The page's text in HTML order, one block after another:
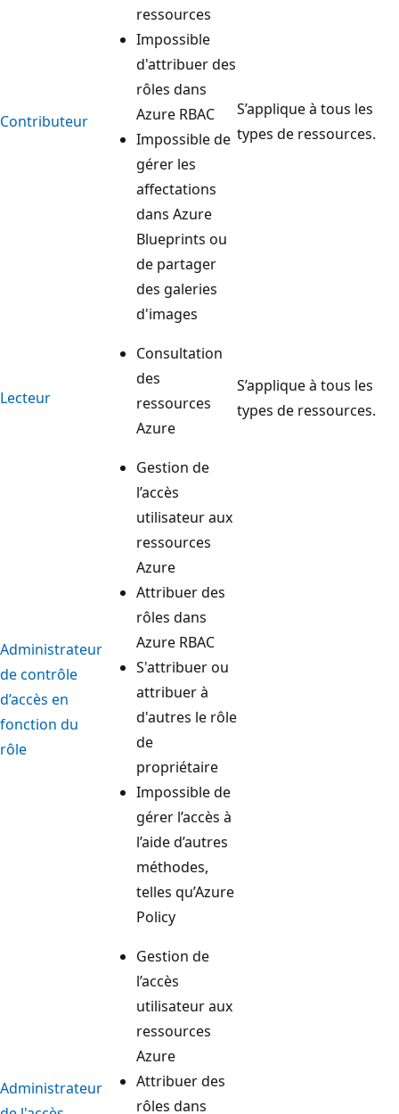
Contributeur
ressources
Impossible
d'attribuer des
rôles dans
Azure RBAC
Impossible de
gérer les
affectations
dans Azure
Blueprints ou
de partager
des galeries
d'images
S’applique à tous les
types de ressources.
Lecteur
Consultation
des
ressources
Azure
S’applique à tous les
types de ressources.
Administrateur
de contrôle
d’accès en
fonction du
rôle
Gestion de
l’accès
utilisateur aux
ressources
Azure
Attribuer des
rôles dans
Azure RBAC
S'attribuer ou
attribuer à
d'autres le rôle
de
propriétaire
Impossible de
gérer l’accès à
l’aide d’autres
méthodes,
telles qu’Azure
Policy
Administrateur
Gestion de
l’accès
utilisateur aux
ressources
Azure
Attribuer des
rôles dans